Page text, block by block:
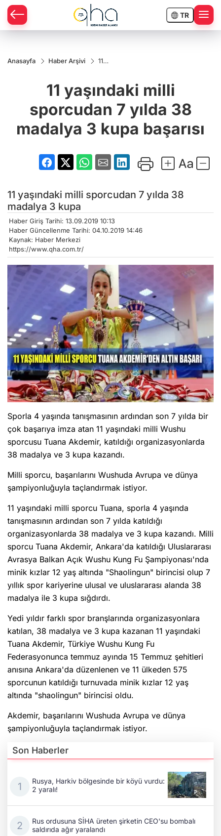
TR
Anasayfa Haber Arşivi
11
sporcudan
7 yılda 38
kupa
başarısı
11 yaşındaki milli
sporcudan 7 yılda 38
madalya 3 kupa başarısı
11 yaşındaki milli sporcudan 7 yılda 38
madalya 3 kupa
Haber Giriş Tarihi: 13.09.2019 10:13
Haber Güncellenme Tarihi: 04.10.2019 14:46
Kaynak: Haber Merkezi
https://www.qha.com.tr/
Sporla 4 yaşında tanışmasının ardından son 7 yılda bir
çok başarıya imza atan 11 yaşındaki milli Wushu
sporcusu Tuana Akdemir, katıldığı organizasyonlarda
38 madalya ve 3 kupa kazandı.
Milli sporcu, başarılarını Wushuda Avrupa ve dünya
şampiyonluğuyla taçlandırmak istiyor.
11 yaşındaki milli sporcu Tuana, sporla 4 yaşında
tanışmasının ardından son 7 yılda katıldığı
organizasyonlarda 38 madalya ve 3 kupa kazandı. Milli
sporcu Tuana Akdemir, Ankara'da katıldığı Uluslararası
Avrasya Balkan Açık Wushu Kung Fu Şampiyonası'nda
minik kızlar 12 yaş altında "Shaolingun" birincisi olup 7
yıllık spor kariyerine ulusal ve uluslararası alanda 38
madalya ile 3 kupa sığdırdı.
Yedi yıldır farklı spor branşlarında organizasyonlara
katılan, 38 madalya ve 3 kupa kazanan 11 yaşındaki
Tuana Akdemir, Türkiye Wushu Kung Fu
Federasyonunca temmuz ayında 15 Temmuz şehitleri
anısına Ankara'da düzenlenen ve 11 ülkeden 575
sporcunun katıldığı turnuvada minik kızlar 12 yaş
altında "shaolingun" birincisi oldu.
Akdemir, başarılarını Wushuda Avrupa ve dünya
şampiyonluğuyla taçlandırmak istiyor.
Son Haberler
Rusya, Harkiv bölgesinde bir köyü vurdu:
2 yaralı!
Rus ordusuna SİHA üreten şirketin CEO'su bombalı
saldırıda ağır yaralandı